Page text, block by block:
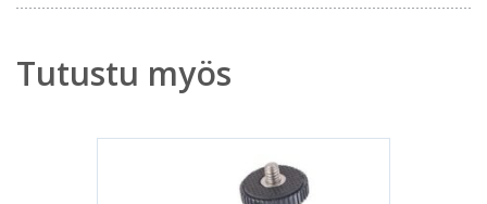
Tutustu myös